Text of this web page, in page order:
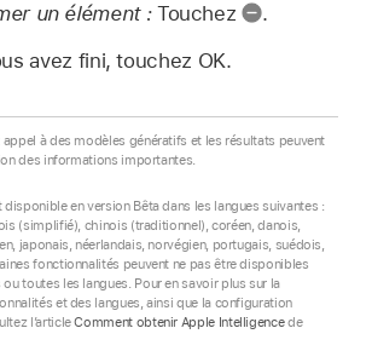
un élément :Touchez
.
avez fini, touchez OK.
à des modèles génératifs et les résultats peuvent
des informations importantes.
en version Bêta dans les langues suivantes :
(simplifié), chinois (traditionnel), coréen, danois,
japonais, néerlandais, norvégien, portugais, suédois,
fonctionnalités peuvent ne pas être disponibles
toutes les langues. Pour en savoir plus sur la
et des langues, ainsi que la configuration
l’articleComment obtenir Apple Intelligencede